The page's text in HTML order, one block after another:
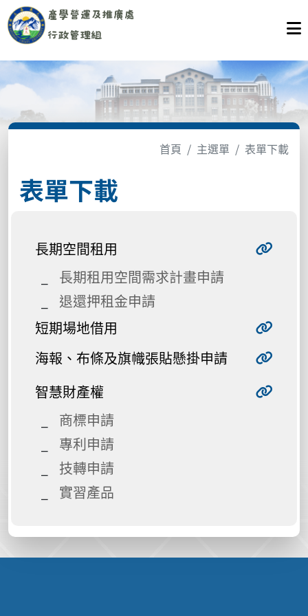
首頁 主選單 表單下載
表單下載
長期空間租用
長期租用空間需求計畫申請
退還押租金申請
短期場地借用
海報、布條及旗幟張貼懸掛申請
智慧財產權
商標申請
專利申請
技轉申請
實習產品